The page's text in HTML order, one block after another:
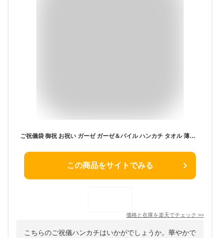
ご祝儀袋 御祝 お祝い ガーゼ ガーゼ＆パイル ハンカチ タオル 薄手 ギフト プリント 和柄 泉州 日本製 (japanese style)
この商品をサイトでみる
価格と在庫を楽天でチェック >>
こちらのご祝儀ハンカチはいかがでしょうか。華やかで